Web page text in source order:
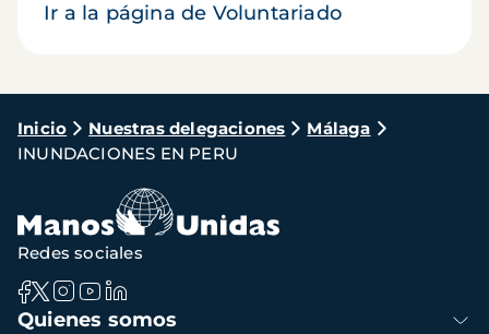
Ir a la página de Voluntariado
Ruta
de
navegación
Inicio Nuestras delegaciones
Málaga
INUNDACIONES EN PERU
Navegación
Quienes somos
Redes sociales